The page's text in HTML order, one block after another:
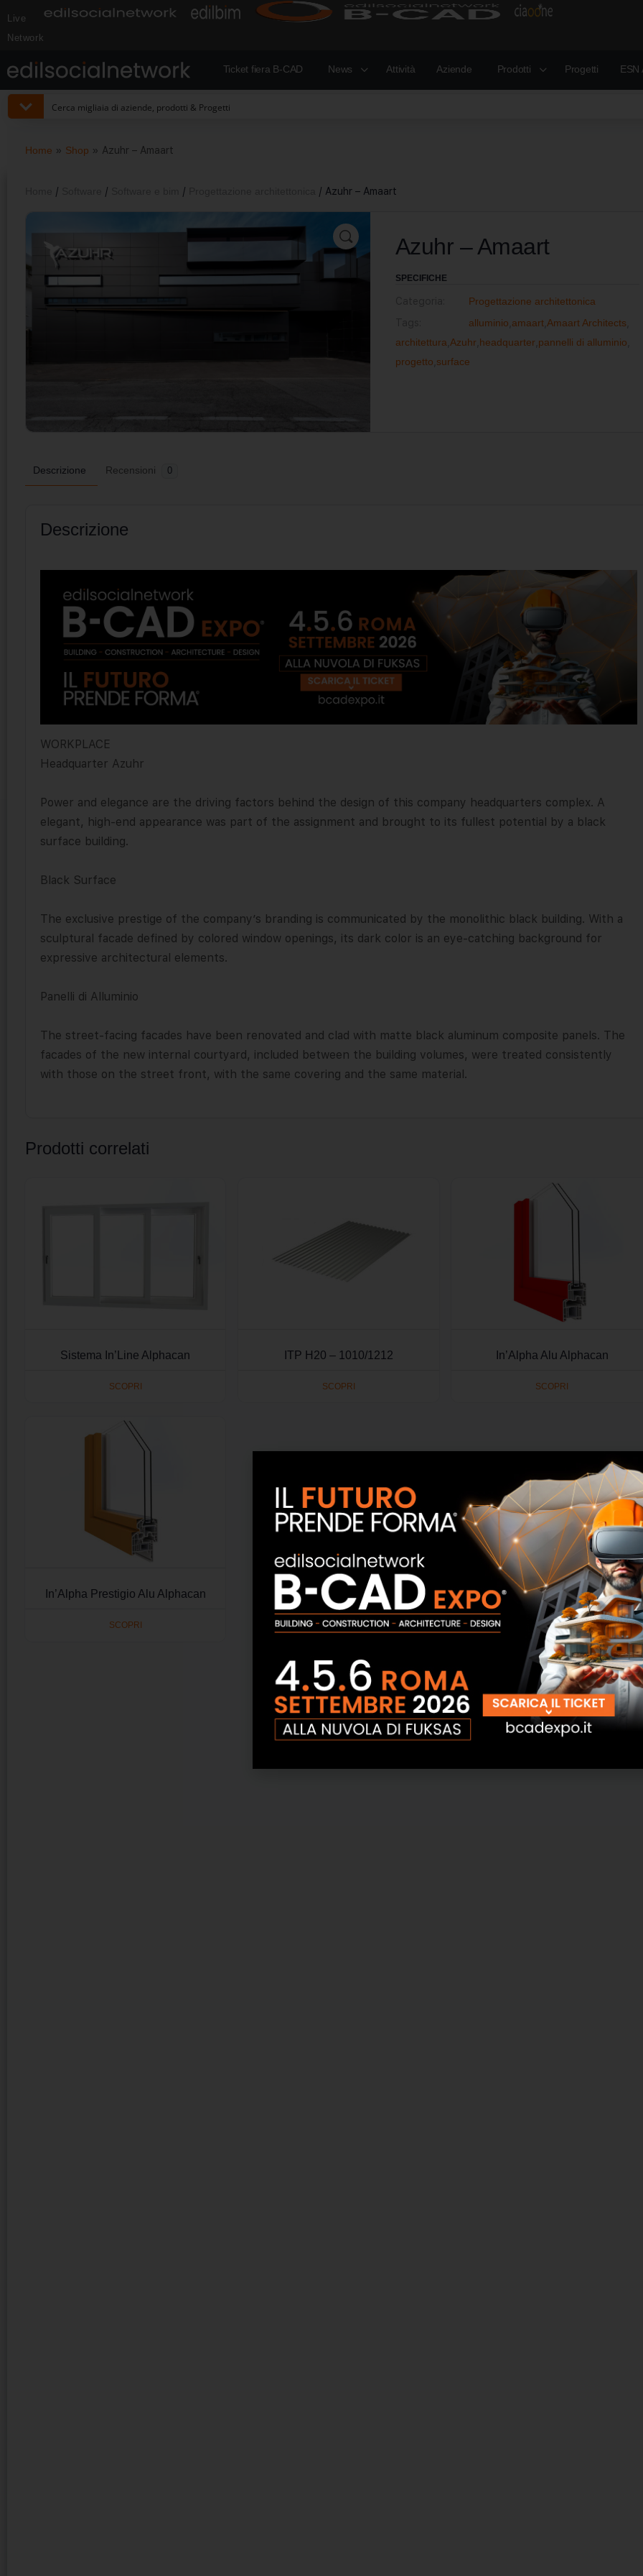
Live
Network
Ticket fiera B-CAD News Attività Aziende Prodotti Progetti ESN
Home » Shop » Azuhr – Amaart
/ / / / Azuhr – Amaart
Azuhr – Amaart
SPECIFICHE
Progettazione architettonica
alluminio amaart, Amaart Architects
architettura Azuhr headquarter pannelli di alluminio
progetto surface
Descrizione Recensioni 0
Descrizione
WORKPLACE
Headquarter Azuhr
Power and elegance are the driving factors behind the design of this company headquarters complex. A
elegant, high-end appearance was part of the assignment and brought to its fullest potential by a black
surface building.
Black Surface
The exclusive prestige of the company’s branding is communicated by the monolithic black building. With a
sculptural facade defined by colored window openings, its dark color is an eye-catching background for
expressive architectural elements.
Panelli di Alluminio
The street-facing facades have been renovated and clad with matte black aluminum composite panels. The
facades of the new internal courtyard, included between the building volumes, were treated consistently
with those on the street front, with the same covering and the same material.
Prodotti correlati
Sistema In’Line Alphacan
SCOPRI
ITP H20 – 1010/1212
SCOPRI
In’Alpha Alu Alphacan
SCOPRI
In’Alpha Prestigio Alu Alphacan
SCOPRI